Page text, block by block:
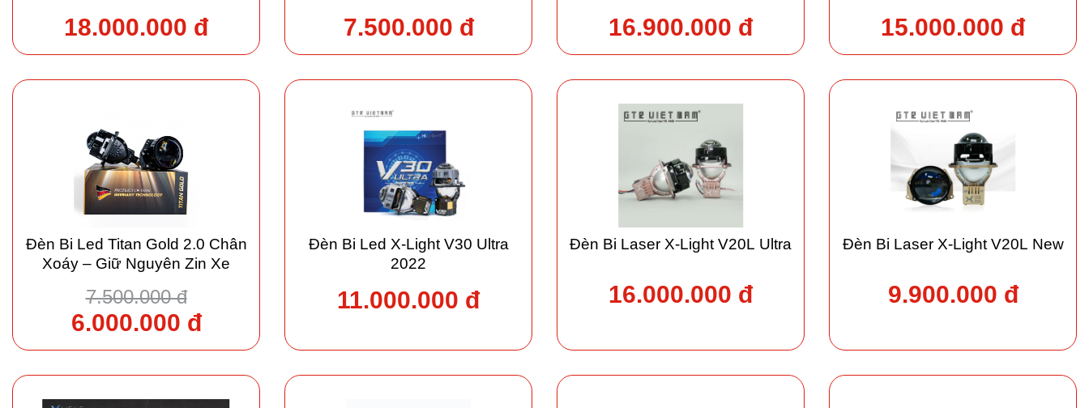
18.000.000 đ 7.500.000 đ 16.900.000 đ 15.000.000 đ
Đèn Bi Led Titan Gold 2.0 Chân
Xoáy – Giữ Nguyên Zin Xe
7.500.000 đ
6.000.000 đ
Đèn Bi Led X-Light V30 Ultra
2022
11.000.000 đ
Đèn Bi Laser X-Light V20L Ultra
16.000.000 đ
Đèn Bi Laser X-Light V20L New
9.900.000 đ